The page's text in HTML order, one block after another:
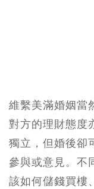
維繫美滿婚姻當
對方的理財態度
獨立，但婚後卻
參與或意見。不
該如何儲錢買樓